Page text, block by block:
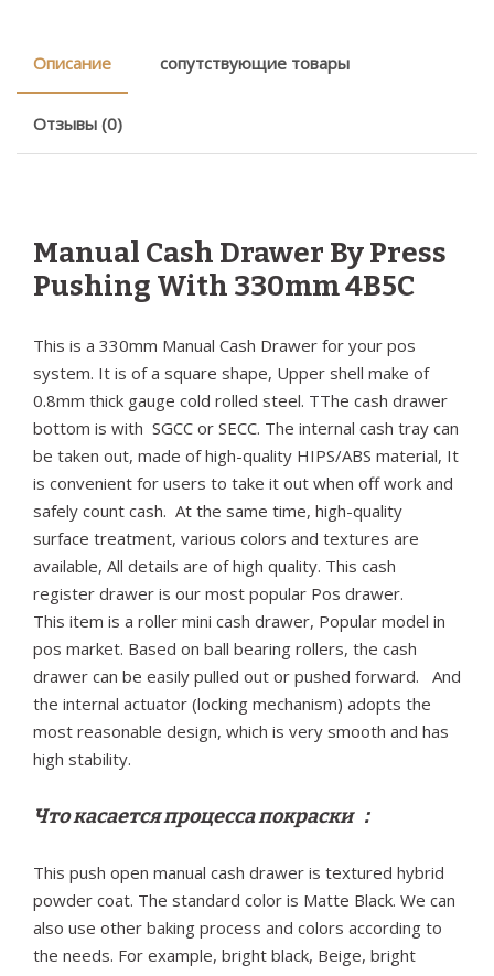
Описание сопутствующие товары
Отзывы (0)
Manual Cash Drawer By Press
Pushing With 330mm 4B5C
This is a 330mm Manual Cash Drawer for your pos
system. It is of a square shape, Upper shell make of
0.8mm thick gauge cold rolled steel. TThe cash drawer
bottom is with SGCC or SECC. The internal cash tray can
be taken out, made of high-quality HIPS/ABS material, It
is convenient for users to take it out when off work and
safely count cash. At the same time, high-quality
surface treatment, various colors and textures are
available, All details are of high quality. This cash
register drawer is our most popular Pos drawer.
This item is a roller mini cash drawer, Popular model in
pos market. Based on ball bearing rollers, the cash
drawer can be easily pulled out or pushed forward. And
the internal actuator (locking mechanism) adopts the
most reasonable design, which is very smooth and has
high stability.
Что касается процесса покраски ：
This push open manual cash drawer is textured hybrid
powder coat. The standard color is Matte Black. We can
also use other baking process and colors according to
the needs. For example, bright black, Beige, bright